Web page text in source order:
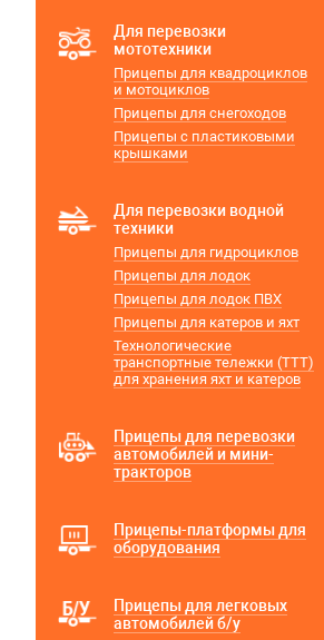
Для перевозки
мототехники
Прицепы для квадроциклов
и мотоциклов
Прицепы для снегоходов
Прицепы с пластиковыми
крышками
Для перевозки водной
техники
Прицепы для гидроциклов
Прицепы для лодок
Прицепы для лодок ПВХ
Прицепы для катеров и яхт
Технологические
транспортные тележки (ТТТ)
для хранения яхт и катеров
Прицепы для перевозки
автомобилей и мини-
тракторов
Прицепы-платформы для
оборудования
Прицепы для легковых
автомобилей б/у